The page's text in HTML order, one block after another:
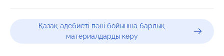
Қазақ әдебиеті пәні бойынша барлық
материалдарды көру